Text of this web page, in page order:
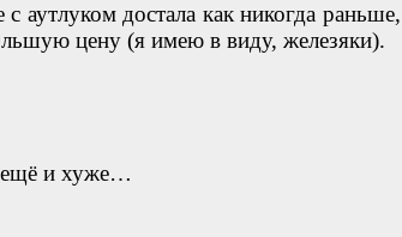
аутлуком достала как никогда раньше,
цену (я имею в виду, железяки).
ещё и хуже…